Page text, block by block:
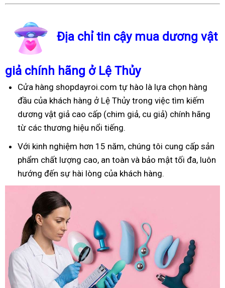
Địa chỉ tin cậy mua dương vật
giả chính hãng ở Lệ Thủy
Cửa hàng shopdayroi.com tự hào là lựa chọn hàng
đầu của khách hàng ở Lệ Thủy trong việc tìm kiếm
dương vật giả cao cấp (chim giả, cu giả) chính hãng
từ các thương hiệu nổi tiếng.
Với kinh nghiệm hơn 15 năm, chúng tôi cung cấp sản
phẩm chất lượng cao, an toàn và bảo mật tối đa, luôn
hướng đến sự hài lòng của khách hàng.